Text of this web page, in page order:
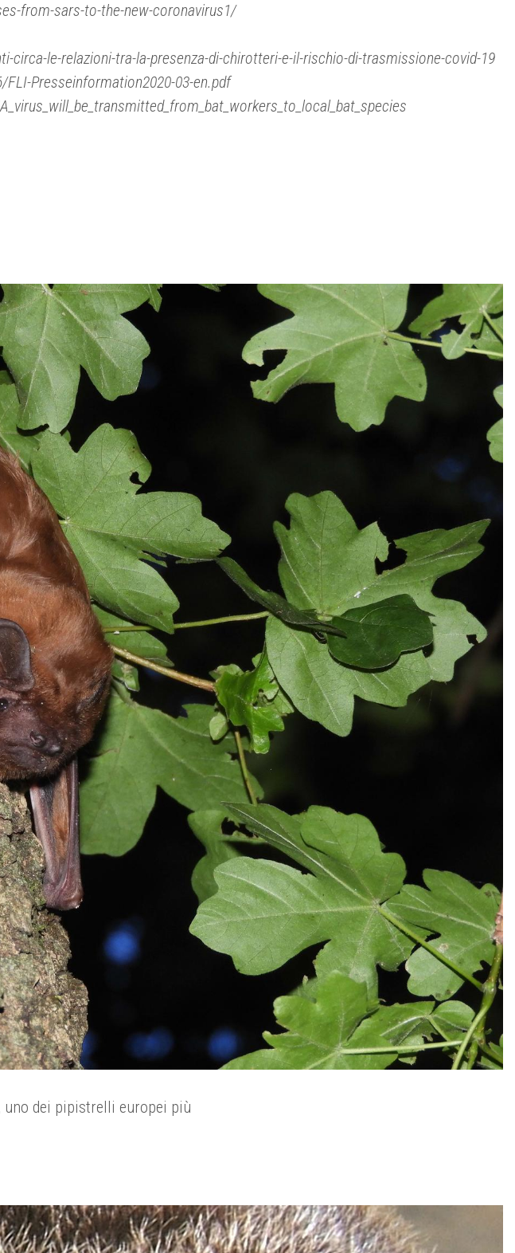
from-sars-to-the-new-coronavirus1/
le-relazioni-tra-la-presenza-di-chirotteri-e-il-rischio-di-trasmissione-covid-19
Presseinformation2020-03-en.pdf
uno dei pipistrelli europei più